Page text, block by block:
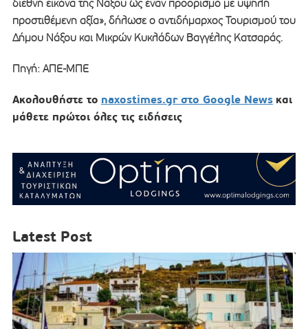
διεθνή εικόνα της Νάξου ως έναν προορισμό με υψηλή
προστιθέμενη αξία», δήλωσε ο αντιδήμαρχος Τουρισμού του
Δήμου Νάξου και Μικρών Κυκλάδων Βαγγέλης Κατσαράς.
Πηγή: ΑΠΕ-ΜΠΕ
Ακολουθήστε το naxostimes.gr στο Google News και
μάθετε πρώτοι όλες τις ειδήσεις
Latest Post